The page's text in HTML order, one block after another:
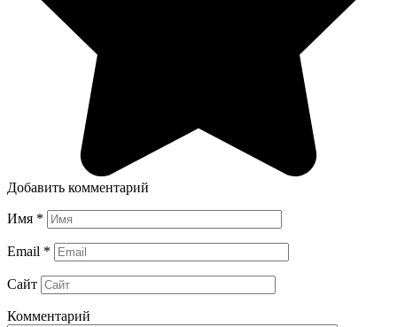
Добавить комментарий
Имя *
Email *
Сайт
Комментарий